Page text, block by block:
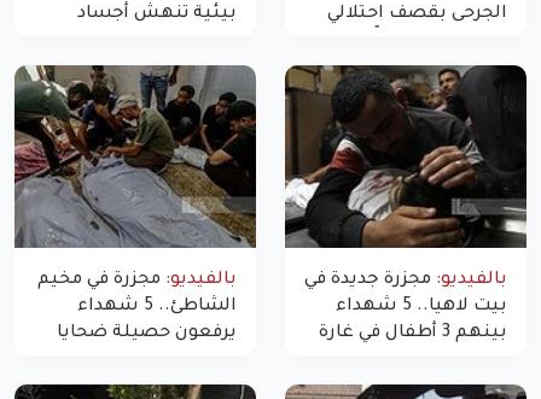
الجرحى بقصف احتلالي
بيئية تنهش أجساد
بالفيديو: مجزرة جديدة في
بيت لاهيا.. 5 شهداء
بينهم 3 أطفال في غارة
غزة
بالفيديو: مجزرة في مخيم
الشاطئ.. 5 شهداء
يرفعون حصيلة ضحايا